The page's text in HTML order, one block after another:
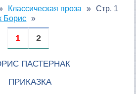
Классическая проза
Борис
Стр. 1
1 2
ПАСТЕРНАК
ПРИКАЗКА